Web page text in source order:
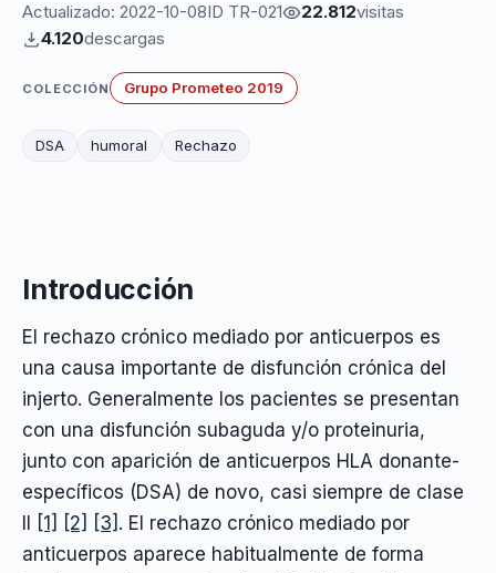
Actualizado: 2022-10-08ID TR-021 22.812visitas
4.120descargas
COLECCIÓN Grupo Prometeo 2019
DSA humoral Rechazo
Introducción
El rechazo crónico mediado por anticuerpos es
una causa importante de disfunción crónica del
injerto. Generalmente los pacientes se presentan
con una disfunción subaguda y/o proteinuria,
junto con aparición de anticuerpos HLA donante-
específicos (DSA) de novo, casi siempre de clase
[1] [2] [3] . El rechazo crónico mediado por
anticuerpos aparece habitualmente de forma